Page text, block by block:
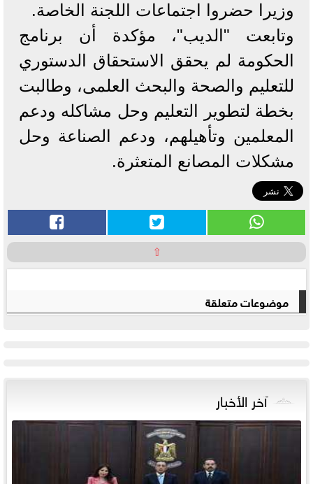
وزيرا حضروا اجتماعات اللجنة الخاصة.
وتابعت "الديب"، مؤكدة أن برنامج
الحكومة لم يحقق الاستحقاق الدستوري
للتعليم والصحة والبحث العلمى، وطالبت
بخطة لتطوير التعليم وحل مشاكله ودعم
المعلمين وتأهيلهم، ودعم الصناعة وحل
مشكلات المصانع المتعثرة.
⇧
موضوعات متعلقة
آخر الأخبار